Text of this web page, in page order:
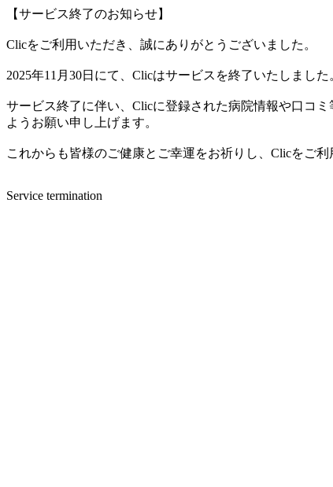
【サービス終了のお知らせ】
Clicをご利用いただき、誠にありがとうございました。
2025年11月30日にて、Clicはサービスを終了いたしまし
サービス終了に伴い、Clicに登録された病院情報や口コ
ようお願い申し上げます。
これからも皆様のご健康とご幸運をお祈りし、Clicをご
Service termination